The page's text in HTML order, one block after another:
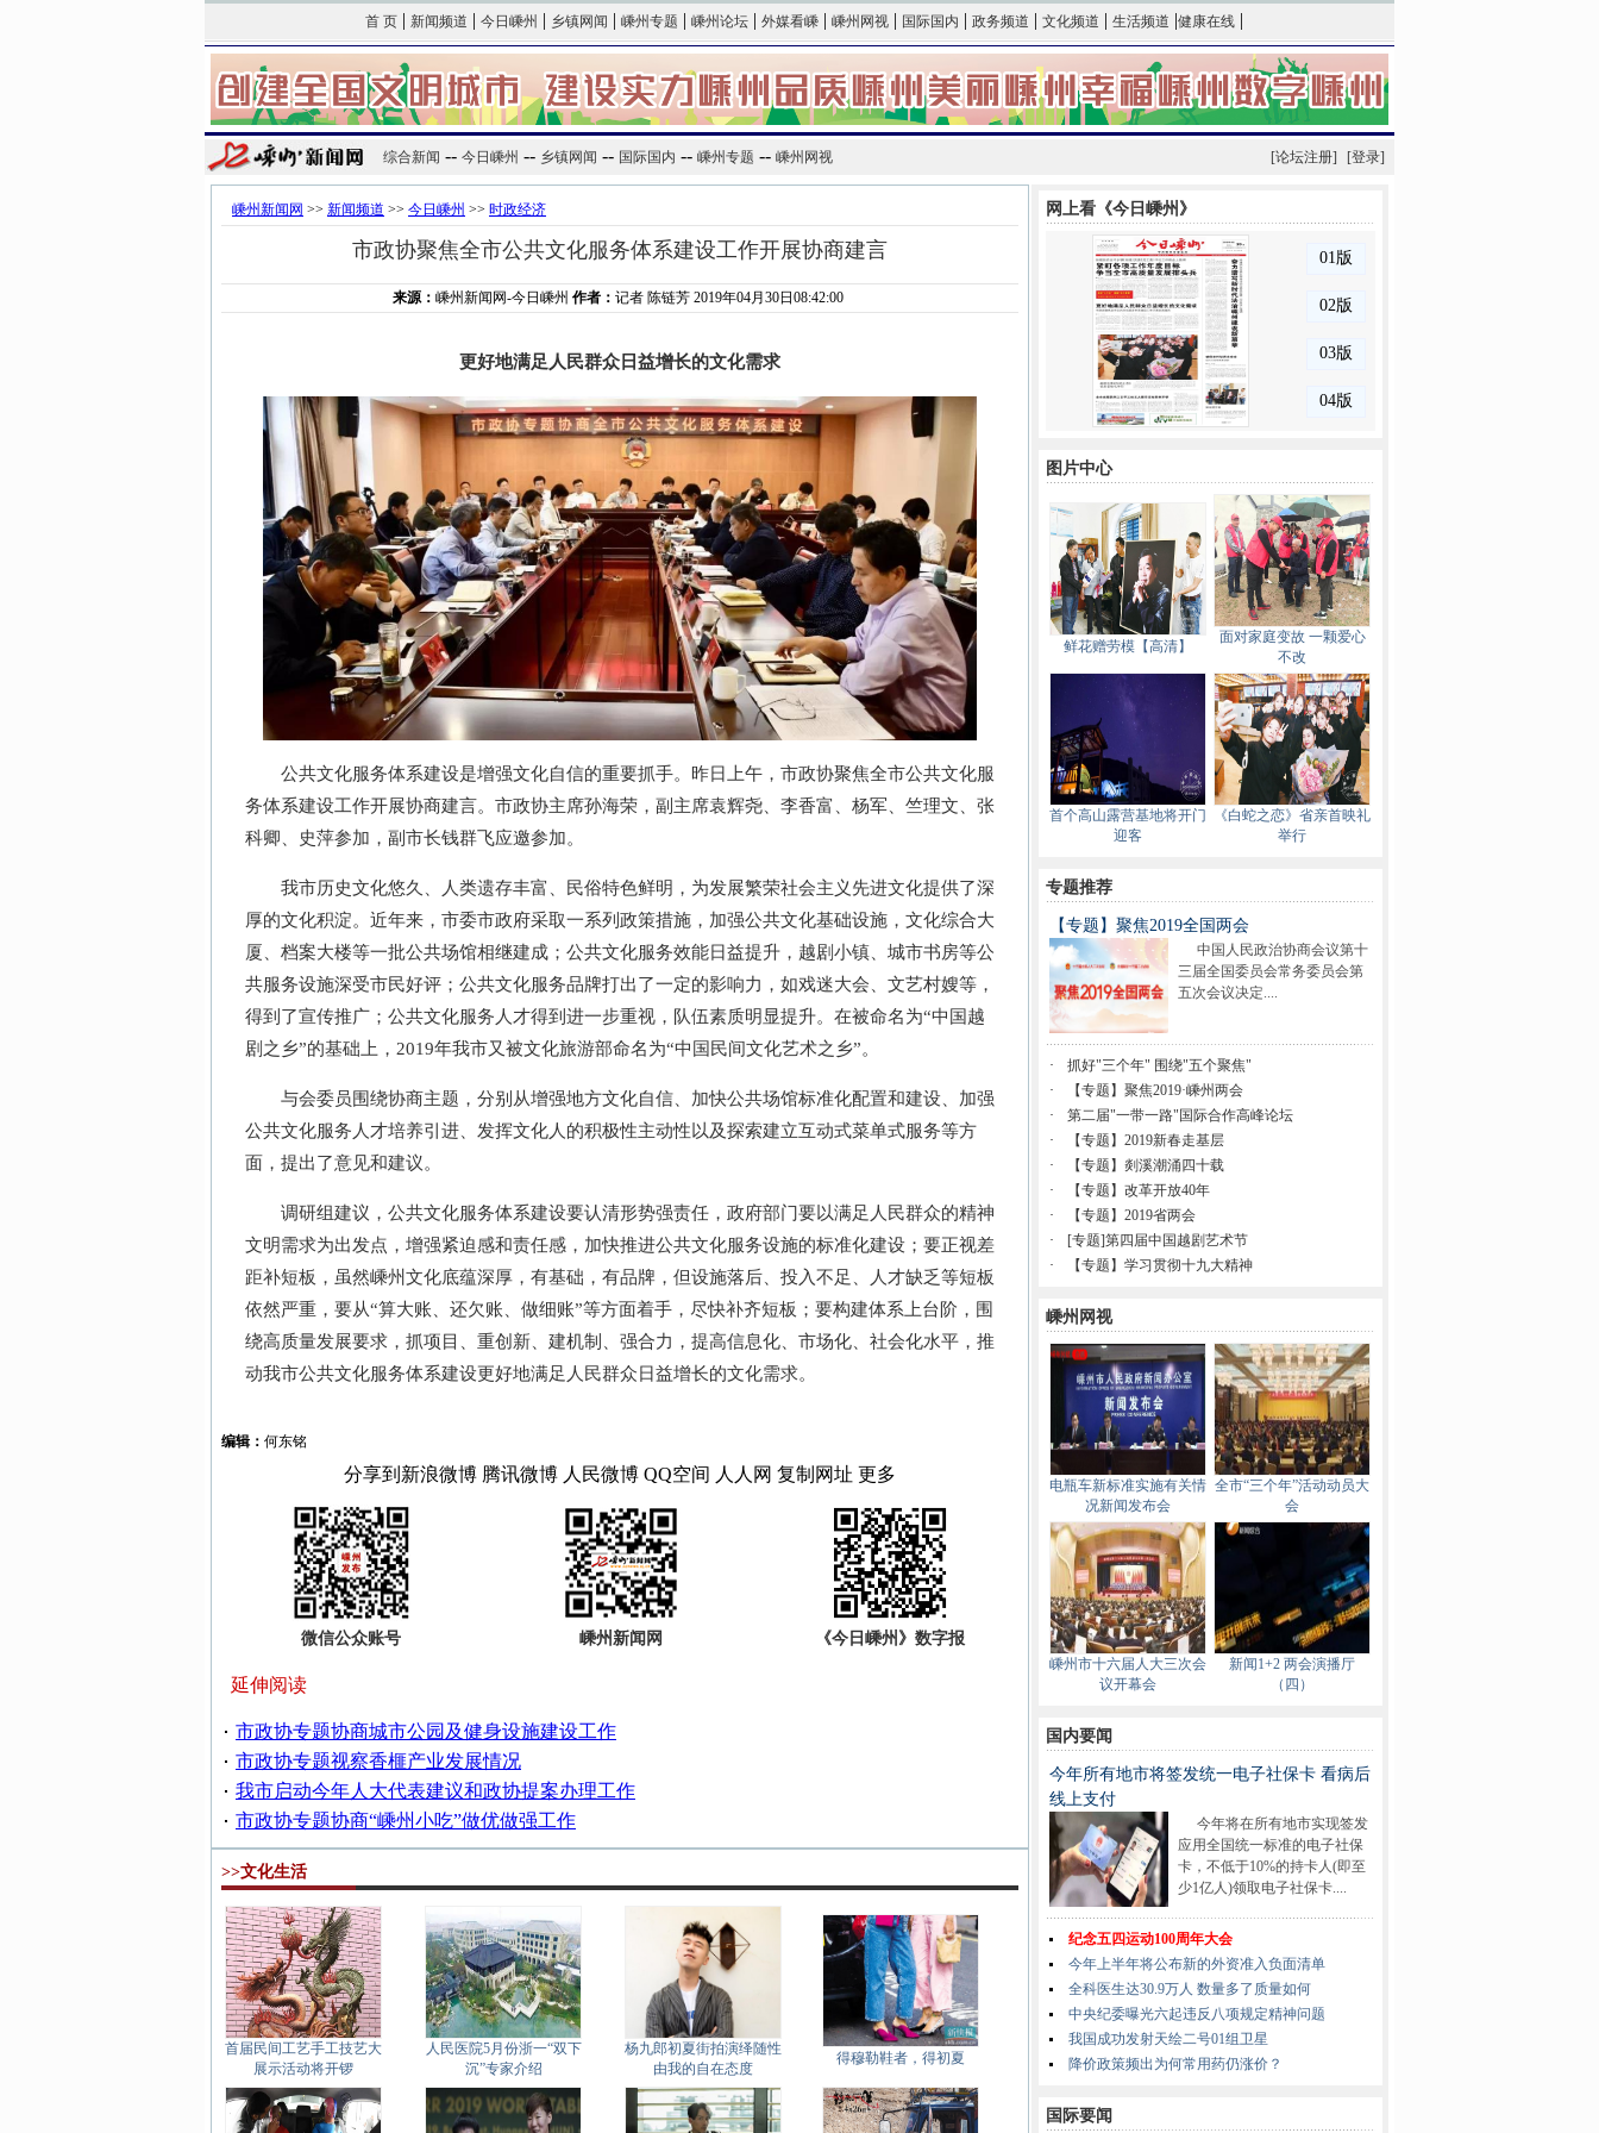
首 页 | 新闻频道 | 今日嵊州 | 乡镇网闻 | 嵊州专题 | 嵊州论坛 | 外媒看嵊 | 嵊州网视 | 国际国内 | 政务频道 | 文化频道 | 生活频道 |健康在线 |
综合新闻 -- 今日嵊州 -- 乡镇网闻 -- 国际国内 -- 嵊州专题 -- 嵊州网视 [论坛注册] [登录]
嵊州新闻网 >> 新闻频道 >> 今日嵊州 >> 时政经济
市政协聚焦全市公共文化服务体系建设工作开展协商建言
来源： 嵊州新闻网-今日嵊州 作者： 记者 陈链芳 2019年04月30日08:42:00
更好地满足人民群众日益增长的文化需求
公共文化服务体系建设是增强文化自信的重要抓手。昨日上午，市政协聚焦全市公共文化服
务体系建设工作开展协商建言。市政协主席孙海荣，副主席袁辉尧、李香富、杨军、竺理文、张
科卿、史萍参加，副市长钱群飞应邀参加。
我市历史文化悠久、人类遗存丰富、民俗特色鲜明，为发展繁荣社会主义先进文化提供了深
厚的文化积淀。近年来，市委市政府采取一系列政策措施，加强公共文化基础设施，文化综合大
厦、档案大楼等一批公共场馆相继建成；公共文化服务效能日益提升，越剧小镇、城市书房等公
共服务设施深受市民好评；公共文化服务品牌打出了一定的影响力，如戏迷大会、文艺村嫂等，
得到了宣传推广；公共文化服务人才得到进一步重视，队伍素质明显提升。在被命名为“中国越
剧之乡”的基础上，2019年我市又被文化旅游部命名为“中国民间文化艺术之乡”。
与会委员围绕协商主题，分别从增强地方文化自信、加快公共场馆标准化配置和建设、加强
公共文化服务人才培养引进、发挥文化人的积极性主动性以及探索建立互动式菜单式服务等方
面，提出了意见和建议。
调研组建议，公共文化服务体系建设要认清形势强责任，政府部门要以满足人民群众的精神
文明需求为出发点，增强紧迫感和责任感，加快推进公共文化服务设施的标准化建设；要正视差
距补短板，虽然嵊州文化底蕴深厚，有基础，有品牌，但设施落后、投入不足、人才缺乏等短板
依然严重，要从“算大账、还欠账、做细账”等方面着手，尽快补齐短板；要构建体系上台阶，围
绕高质量发展要求，抓项目、重创新、建机制、强合力，提高信息化、市场化、社会化水平，推
动我市公共文化服务体系建设更好地满足人民群众日益增长的文化需求。
编辑： 何东铭
分享到 新浪微博 腾讯微博 人民微博 QQ空间 人人网 复制网址 更多
微信公众账号 嵊州新闻网 《今日嵊州》数字报
延伸阅读
市政协专题协商城市公园及健身设施建设工作
市政协专题视察香榧产业发展情况
我市启动今年人大代表建议和政协提案办理工作
市政协专题协商“嵊州小吃”做优做强工作
>>文化生活
首届民间工艺手工技艺大
展示活动将开锣
人民医院5月份浙一“双下
沉”专家介绍
杨九郎初夏街拍演绎随性
由我的自在态度
得穆勒鞋者，得初夏
网上看《今日嵊州》
图片中心
鲜花赠劳模【高清】
面对家庭变故 一颗爱心
不改
首个高山露营基地将开门
迎客
《白蛇之恋》省亲首映礼
举行
专题推荐
【专题】聚焦2019全国两会
中国人民政治协商会议第十
三届全国委员会常务委员会第
五次会议决定....
·
抓好"三个年" 围绕"五个聚焦"
·
【专题】聚焦2019·嵊州两会
·
第二届"一带一路"国际合作高峰论坛
·
【专题】2019新春走基层
·
【专题】剡溪潮涌四十载
·
【专题】改革开放40年
·
【专题】2019省两会
·
[专题]第四届中国越剧艺术节
·
【专题】学习贯彻十九大精神
嵊州网视
电瓶车新标准实施有关情
况新闻发布会
全市“三个年”活动动员大
会
嵊州市十六届人大三次会
议开幕会
新闻1+2 两会演播厅
（四）
国内要闻
今年所有地市将签发统一电子社保卡 看病后
线上支付
今年将在所有地市实现签发
应用全国统一标准的电子社保
卡，不低于10%的持卡人(即至
少1亿人)领取电子社保卡....
纪念五四运动100周年大会
今年上半年将公布新的外资准入负面清单
全科医生达30.9万人 数量多了质量如何
中央纪委曝光六起违反八项规定精神问题
我国成功发射天绘二号01组卫星
降价政策频出为何常用药仍涨价？
国际要闻